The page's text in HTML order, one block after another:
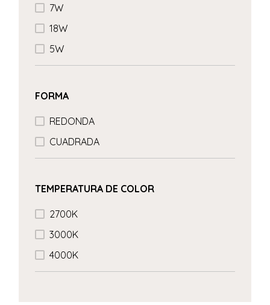
7W
18W
5W
FORMA
REDONDA
CUADRADA
TEMPERATURA DE COLOR
2700K
3000K
4000K